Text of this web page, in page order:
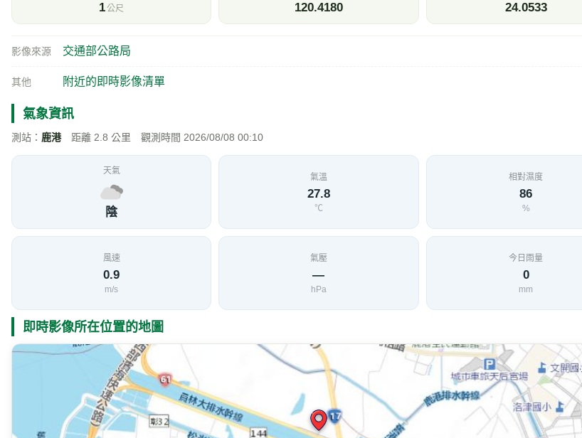
1公尺 120.4180 24.0533
影像來源 交通部公路局
其他 附近的即時影像清單
氣象資訊
測站： 鹿港距離 2.8 公里 觀測時間 2026/08/08 00:10
天氣
陰
氣溫
27.8
℃
相對濕度
86
%
風速
0.9
m/s
氣壓
—
hPa
今日雨量
0
mm
即時影像所在位置的地圖